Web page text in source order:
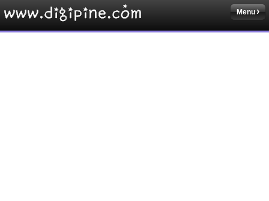
Menu
Sketchbook5, 스케치북5